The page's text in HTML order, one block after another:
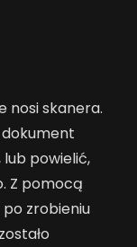
nosi skanera.
powielić,
Z pomocą
zrobieniu